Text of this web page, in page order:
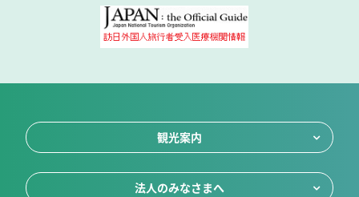
観光案内
法人のみなさまへ